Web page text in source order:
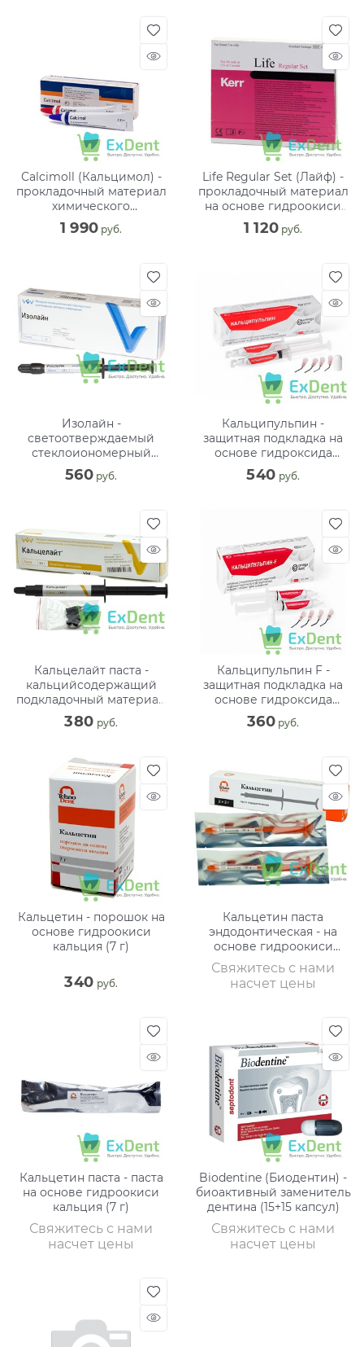
Calcimoll (Кальцимол) -
прокладочный материал
химического
отверждения (13 г + 11 г)
1 990 руб.
Life Regular Set (Лайф) -
прокладочный материал
на основе гидроокиси
кальция (12 г + 12 г)
1 120 руб.
Изолайн -
светоотверждаемый
стеклоиономерный
прокладочный материал
(2 г)
560 руб.
Кальципульпин -
защитная подкладка на
основе гидроксида
кальция (2 х 2,5 г)
540 руб.
Кальцелайт паста -
кальцийсодержащий
подкладочный материал
(3,5 г)
380 руб.
Кальципульпин F -
защитная подкладка на
основе гидроксида
кальция с фторидом
натрия (2 х 2,5 г)
360 руб.
Кальцетин - порошок на
основе гидроокиси
кальция (7 г)
340 руб.
Кальцетин паста
эндодонтическая - на
основе гидроокиси
Свяжитесь с нами
насчет цены
Кальцетин паста - паста
на основе гидроокиси
кальция (7 г)
Свяжитесь с нами
насчет цены
Biodentine (Биодентин) -
биоактивный заменитель
дентина (15+15 капсул)
Свяжитесь с нами
насчет цены